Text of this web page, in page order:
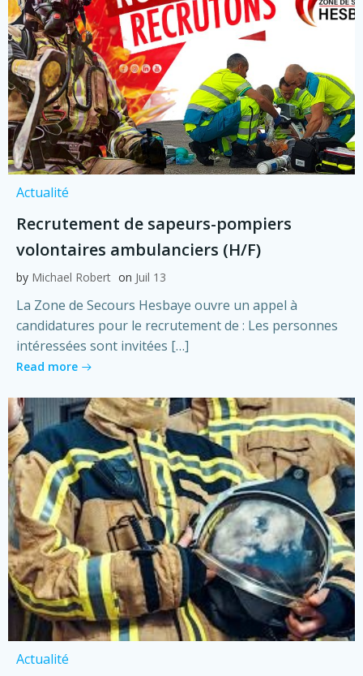
Actualité
Recrutement de sapeurs-pompiers
volontaires ambulanciers (H/F)
by Michael Robert on Juil 13
La Zone de Secours Hesbaye ouvre un appel à
candidatures pour le recrutement de : Les personnes
intéressées sont invitées […]
Read more
Actualité